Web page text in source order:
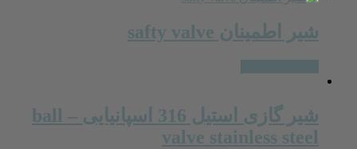
شیر اطمینان safty valve
شیر گازی استیل 316 اسپانیایی – ball
valve stainless steel